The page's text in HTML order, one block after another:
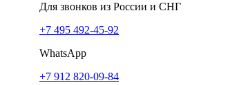
Для звонков из России и СНГ
+7 495 492-45-92
WhatsApp
+7 912 820-09-84